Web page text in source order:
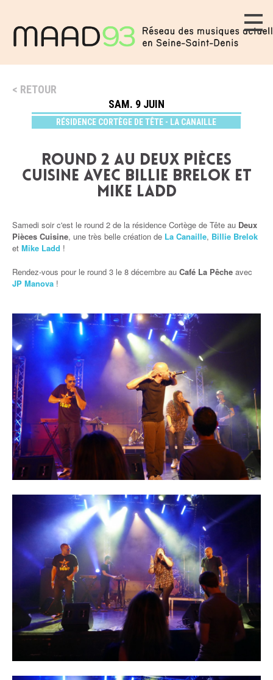
RETOUR
SAM. 9 JUIN
RÉSIDENCE CORTÈGE DE TÊTE - LA CANAILLE
Round 2 au Deux Pièces
Cuisine avec Billie Brelok et
Mike Ladd
Samedi soir c'est le round 2 de la résidence Cortège de Tête au Deux
Pièces Cuisine, une très belle création de La Canaille, Billie Brelok
et Mike Ladd !
Rendez-vous pour le round 3 le 8 décembre au Café La Pêche avec
JP Manova !